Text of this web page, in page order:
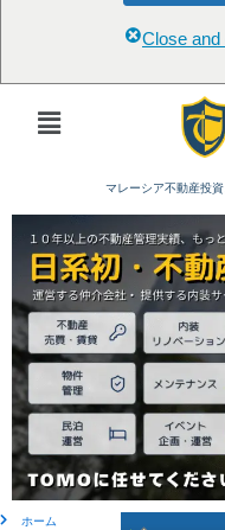
Close and
Main
マレーシア不動産投
ホーム